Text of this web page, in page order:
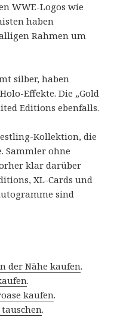
WWE-Logos wie
haben
Rahmen um
silber, haben
Effekte. Die „Gold
Editions ebenfalls.
Kollektion, die
Sammler ohne
klar darüber
XL-Cards und
sind
der Nähe kaufen.
.
kaufen.
.